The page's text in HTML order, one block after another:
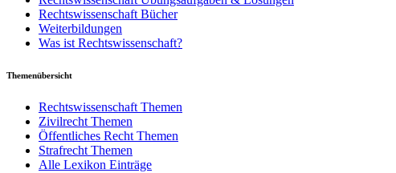
Rechtswissenschaft Bücher
Weiterbildungen
Was ist Rechtswissenschaft?
Themenübersicht
Rechtswissenschaft Themen
Zivilrecht Themen
Öffentliches Recht Themen
Strafrecht Themen
Alle Lexikon Einträge